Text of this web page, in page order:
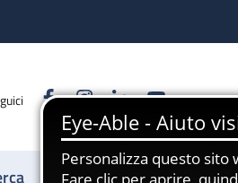
FacebookInstagram
LinkedinYouTube
Sostienici